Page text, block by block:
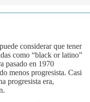
considerar que tener
como “black or latino”
pasado en 1970
menos progresista. Casi
progresista era,